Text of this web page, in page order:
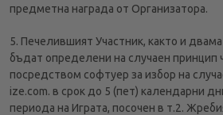
предметна награда от Организатора.
5. Печелившият Участник, както и
бъдат определени на случаен принцип
посредством софтуер за избор на
ize.com. в срок до 5 (пет) календарни
периода на Играта, посочен в т.2.